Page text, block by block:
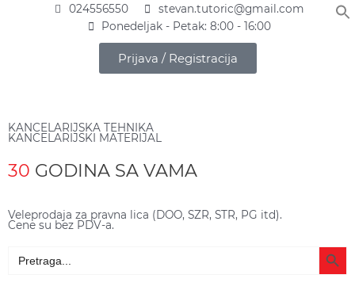
024556550
stevan.tutoric@gmail.com
Ponedeljak - Petak: 8:00 - 16:00
Prijava / Registracija
KANCELARIJSKA TEHNIKA
KANCELARIJSKI MATERIJAL
30 GODINA SA VAMA
Veleprodaja za pravna lica (DOO, SZR, STR, PG itd).
Cene su bez PDV-a.
for:
Search